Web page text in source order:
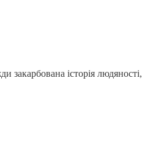
закарбована історія людяності,